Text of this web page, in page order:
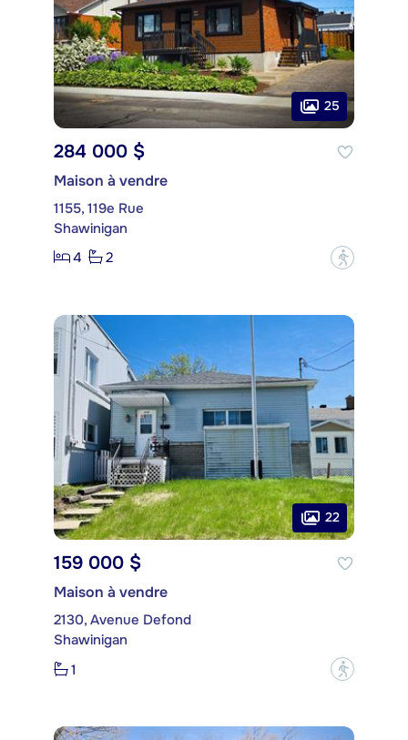
25
284 000 $
Maison à vendre
1155, 119e Rue
Shawinigan
4
2 ?
22
159 000 $
Maison à vendre
2130, Avenue Defond
Shawinigan
1
?